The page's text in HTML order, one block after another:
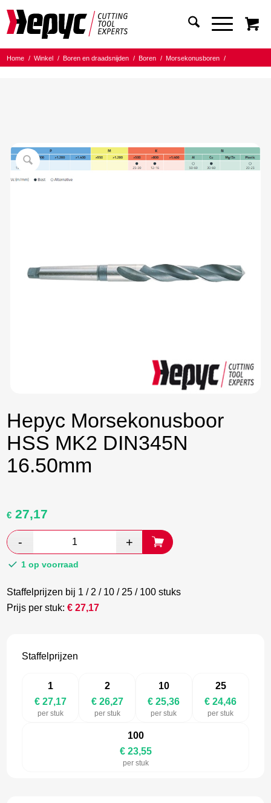
Home / Winkel / Boren en draadsnijden / Boren / Morsekonusboren
/
Hepyc Morsekonusboor
HSS MK2 DIN345N
16.50mm
Oorspronkelijke
prijs
was:
€ 45,29.
€ 27,17
prijs
€ 23,84.
1 op voorraad
Staffelprijzen bij 1 / 2 / 10 / 25 / 100 stuks
Prijs per stuk:€27,17
Staffelprijzen
1
€ 27,17
per stuk
2
€ 26,27
per stuk
10
€ 25,36
per stuk
25
€ 24,46
per stuk
100
€ 23,55
per stuk